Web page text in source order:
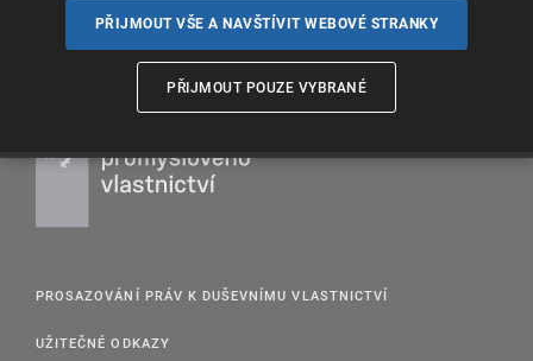
PROSAZOVÁNÍ PRÁV K DUŠEVNÍMU VLASTNICTVÍ
UŽITEČNÉ ODKAZY
PŘIJMOUT VŠE A NAVŠTÍVIT WEBOVÉ STRANKY
PŘIJMOUT POUZE VYBRANÉ